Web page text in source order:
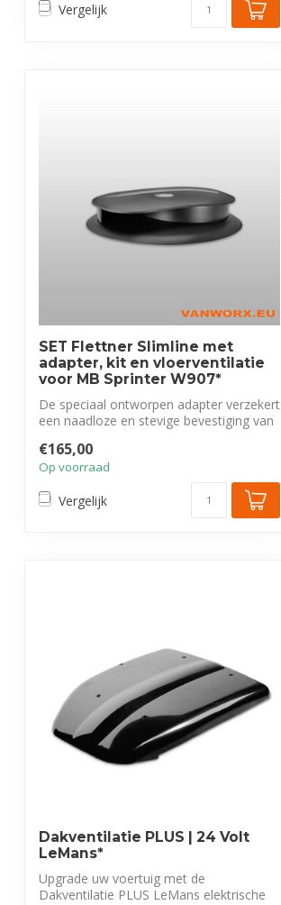
Vergelijk
SET Flettner Slimline met
adapter, kit en vloerventilatie
voor MB Sprinter W907*
De speciaal ontworpen adapter verzekert
een naadloze en stevige bevestiging van
€165,00
Op voorraad
Vergelijk
Dakventilatie PLUS | 24 Volt
LeMans*
Upgrade uw voertuig met de
Dakventilatie PLUS LeMans elektrische